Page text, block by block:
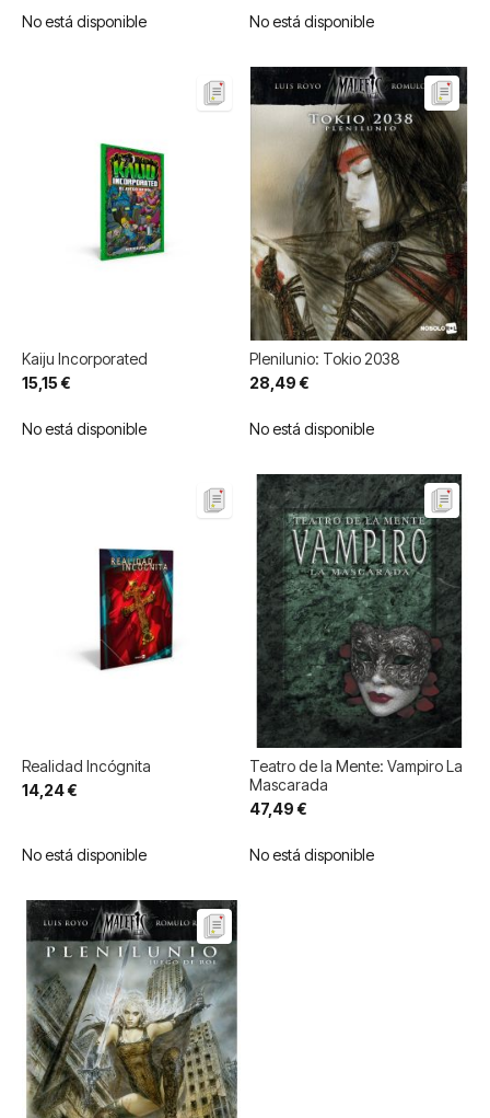
No está disponible No está disponible
Kaiju Incorporated
15,15 €
No está disponible
Plenilunio: Tokio 2038
28,49 €
No está disponible
Realidad Incógnita
14,24 €
No está disponible
Teatro de la Mente: Vampiro La
Mascarada
47,49 €
No está disponible